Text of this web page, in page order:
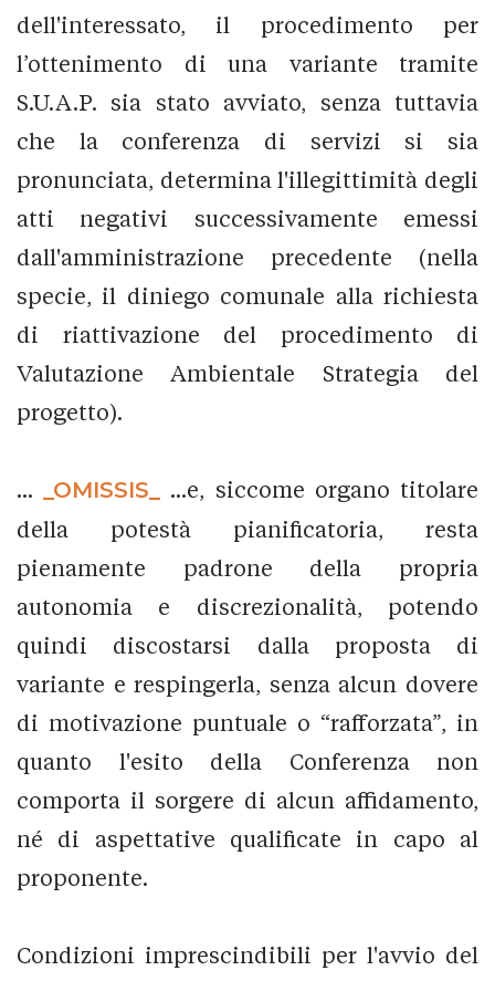
dell'interessato, il procedimento per
l’ottenimento di una variante tramite
S.U.A.P. sia stato avviato, senza tuttavia
che la conferenza di servizi si sia
pronunciata, determina l'illegittimità degli
atti negativi successivamente emessi
dall'amministrazione precedente (nella
specie, il diniego comunale alla richiesta
di riattivazione del procedimento di
Valutazione Ambientale Strategia del
progetto).
... _OMISSIS_
...e, siccome organo titolare
della potestà pianificatoria, resta
pienamente padrone della propria
autonomia e discrezionalità, potendo
quindi discostarsi dalla proposta di
variante e respingerla, senza alcun dovere
di motivazione puntuale o “rafforzata”, in
quanto l'esito della Conferenza non
comporta il sorgere di alcun affidamento,
né di aspettative qualificate in capo al
proponente.
Condizioni imprescindibili per l'avvio del